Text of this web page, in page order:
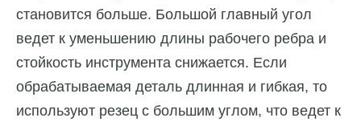
становится больше. Большой главный угол
ведет к уменьшению длины рабочего ребра и
стойкость инструмента снижается. Если
обрабатываемая деталь длинная и гибкая, то
используют резец с большим углом, что ведет к